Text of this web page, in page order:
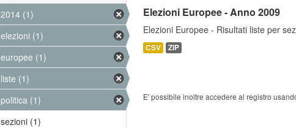
Elezioni Europee - Anno 2009
Elezioni Europee - Risultati liste per
CSV ZIP
E' possibile inoltre accedere al registro
2014 (1)
elezioni (1)
europee (1)
liste (1)
politica (1)
sezioni (1)